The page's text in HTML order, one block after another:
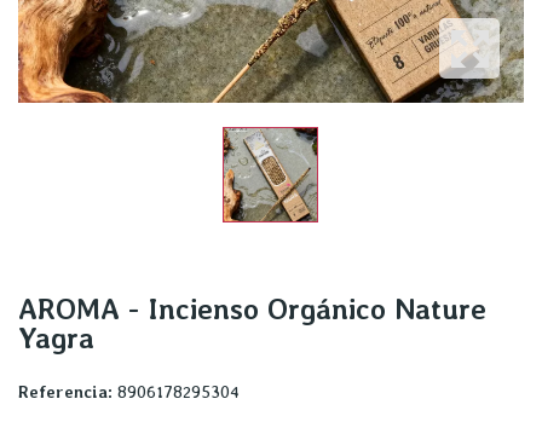
AROMA - Incienso Orgánico Nature
Yagra
Referencia: 8906178295304